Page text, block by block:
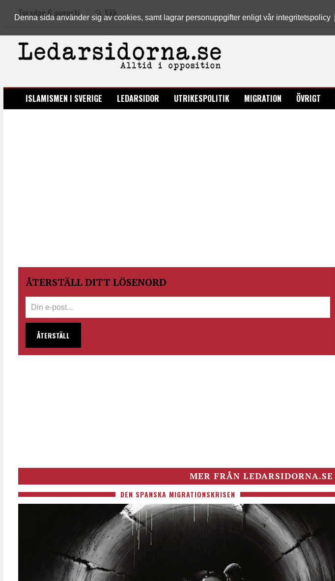
Denna sida använder sig av cookies, samt lagrar personuppgifter enligt vår integritetspolicy
Torsdag 6 augusti Sök
LEDARSIDORNA.SE
ISLAMISMEN I SVERIGE LEDARSIDOR UTRIKESPOLITIK MIGRATION ÖVRIGT
ÅTERSTÄLL DITT LÖSENORD
ÅTERSTÄLL
MER FRÅN LEDARSIDORNA.SE
DEN SPANSKA MIGRATIONSKRISEN